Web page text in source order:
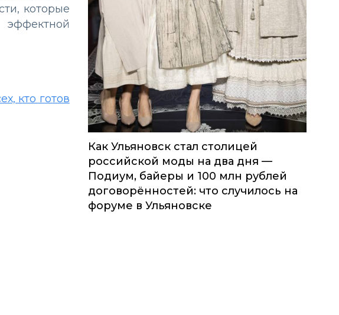
которые
кто готов
Как Ульяновск стал столицей
российской моды на два дня —
Подиум, байеры и 100 млн рублей
договорённостей: что случилось на
форуме в Ульяновске